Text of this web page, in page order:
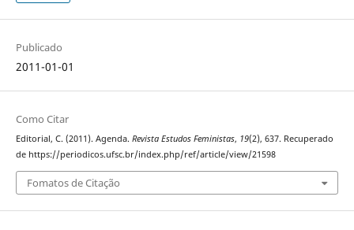
Publicado
2011-01-01
Como Citar
Editorial, C. (2011). Agenda. Revista Estudos Feministas, 19(2), 637. Recuperado
de https://periodicos.ufsc.br/index.php/ref/article/view/21598
Fomatos de Citação